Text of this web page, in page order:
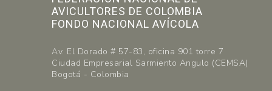
AVICULTORES DE COLOMBIA
FONDO NACIONAL AVÍCOLA
Av. El Dorado # 57-83, oficina 901 torre 7
Ciudad Empresarial Sarmiento Angulo (CEMSA)
Bogotá - Colombia